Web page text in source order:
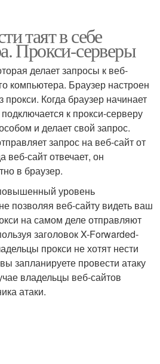
таят в себе
Прокси-серверы
делает запросы к веб-
компьютера. Браузер настроен
Когда браузер начинает
к прокси-серверу
и делает свой запрос.
запрос на веб-сайт от
веб-сайт отвечает, он
в браузер.
уровень
позволяя веб-сайту видеть ваш
на самом деле отправляют
заголовок X-Forwarded-
прокси не хотят нести
запланируете провести атаку
владельцы веб-сайтов
атаки.